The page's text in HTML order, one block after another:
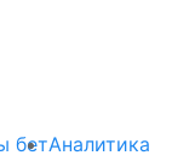
бетАналитика